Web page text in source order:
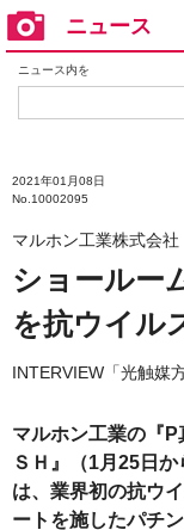
ニュース
ニュース内を
2021年01月08日
No.10002095
マルホン工業株式会
ショールー
を抗ウイル
INTERVIEW「光触媒
マルホン工業の『P
ＳＨ』（1月25日か
は、業界初の抗ウ
ートを施したパチ